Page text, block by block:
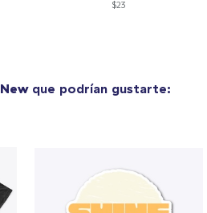
$23
Newque podrían gustarte: